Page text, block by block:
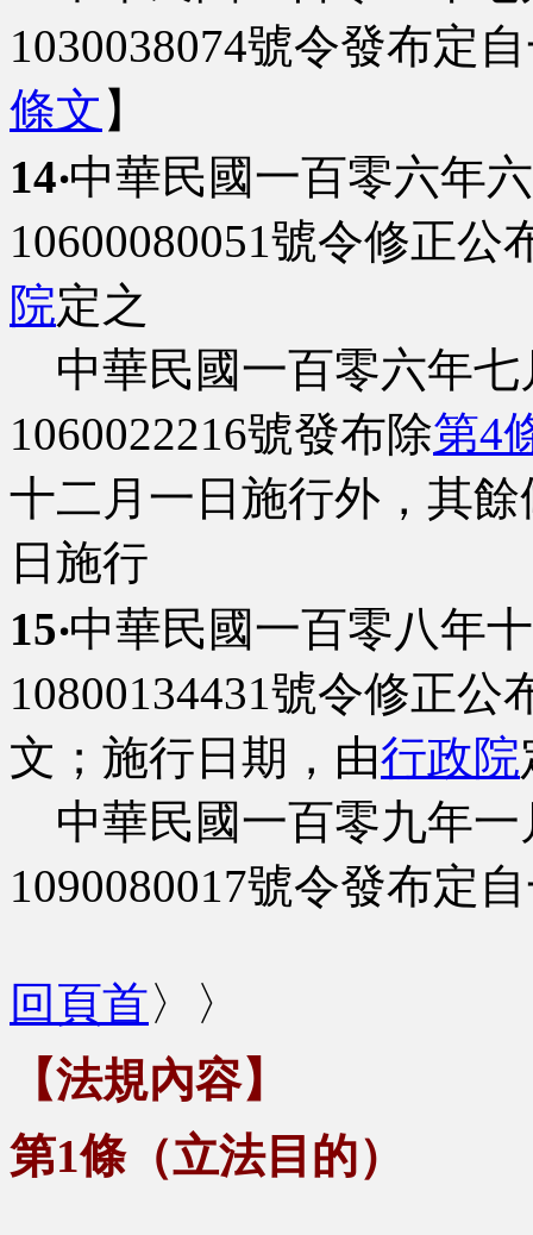
1030038074號令發布定
條文 】
14‧中華民國一百零六年
10600080051號令修正
院定之
中華民國一百零六年七
1060022216號發布除第4
十二月一日施行外，其
日施行
15‧中華民國一百零八年
10800134431號令修正公
文；施行日期，由行政院
中華民國一百零九年一
1090080017號令發布定
回頁首〉〉
【法規內容】
第1條（立法目的）